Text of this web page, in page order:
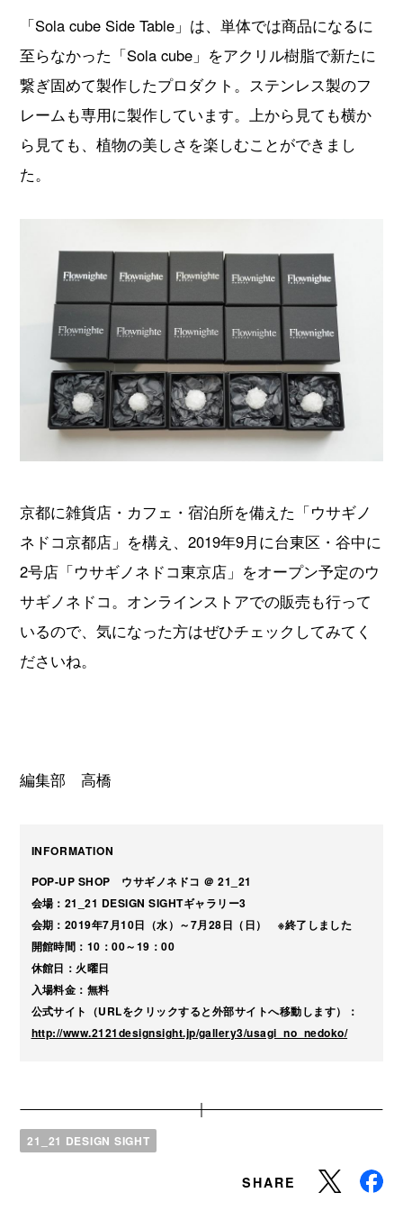
「Sola cube Side Table」は、単体では商品になるに
至らなかった「Sola cube」をアクリル樹脂で新たに
繋ぎ固めて製作したプロダクト。ステンレス製のフ
レームも専用に製作しています。上から見ても横か
ら見ても、植物の美しさを楽しむことができまし
た。
京都に雑貨店・カフェ・宿泊所を備えた「ウサギノ
ネドコ京都店」を構え、2019年9月に台東区・谷中に
2号店「ウサギノネドコ東京店」をオープン予定のウ
サギノネドコ。オンラインストアでの販売も行って
いるので、気になった方はぜひチェックしてみてく
ださいね。
編集部 高橋
INFORMATION
POP-UP SHOP ウサギノネドコ ＠ 21_21
会場：21_21 DESIGN SIGHTギャラリー3
会期：2019年7月10日（水）～7月28日（日） ※終了しました
開館時間：10：00～19：00
休館日：火曜日
入場料金：無料
公式サイト（URLをクリックすると外部サイトへ移動します）：
http://www.2121designsight.jp/gallery3/usagi_no_nedoko/
21_21 DESIGN SIGHT
SHARE